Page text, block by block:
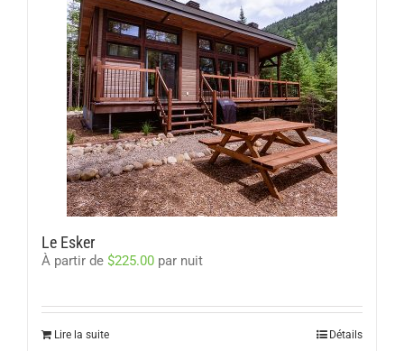
Le Esker
À partir de $225.00 par nuit
Lire la suite Détails